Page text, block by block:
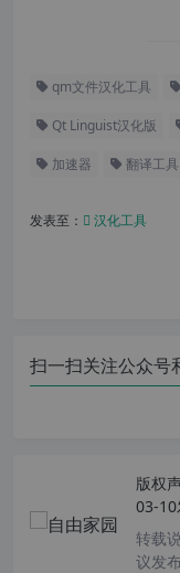
qm文件汉化工具
Qt Linguist汉化版
加速器 翻译工具
发表至： 汉化工具
扫一扫关注公众号
版权
03-10
转载
议发